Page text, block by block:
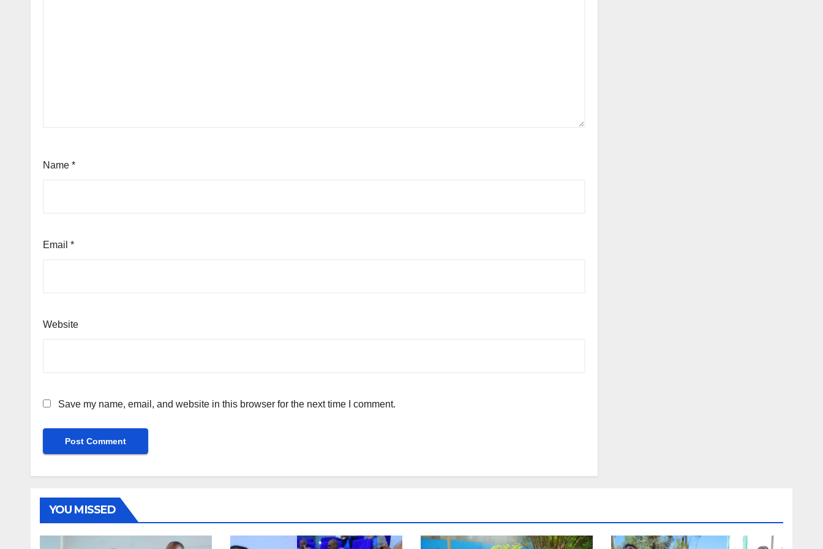
Name *
Email *
Website
Save my name, email, and website in this browser for the next time I comment.
YOU MISSED